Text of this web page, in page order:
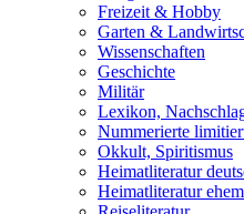
Freizeit & Hobby
Garten &
Wissenschaften
Geschichte
Militär
Lexikon,
Nummerierte
Okkult, Spiritismus
Heimatliteratur
Heimatliteratur